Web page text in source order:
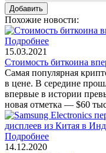
Похожие новости:
Подробнее
15.03.2021
Стоимость биткоина
Самая популярная
в цене. В середине
впервые в истории
новая отметка — $60
Подробнее
14.12.2020